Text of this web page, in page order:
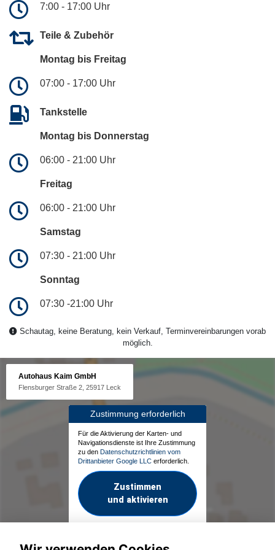
7:00 - 17:00 Uhr
Teile & Zubehör
Montag bis Freitag
07:00 - 17:00 Uhr
Tankstelle
Montag bis Donnerstag
06:00 - 21:00 Uhr
Freitag
06:00 - 21:00 Uhr
Samstag
07:30 - 21:00 Uhr
Sonntag
07:30 -21:00 Uhr
Schautag, keine Beratung, kein Verkauf, Terminvereinbarungen vorab
möglich.
Autohaus Kaim GmbH
Flensburger Straße 2, 25917 Leck
Zustimmung erforderlich
Für die Aktivierung der Karten- und
Navigationsdienste ist Ihre Zustimmung
zu den Datenschutzrichtlinien vom
Drittanbieter Google LLC erforderlich.
Zustimmen
und aktivieren